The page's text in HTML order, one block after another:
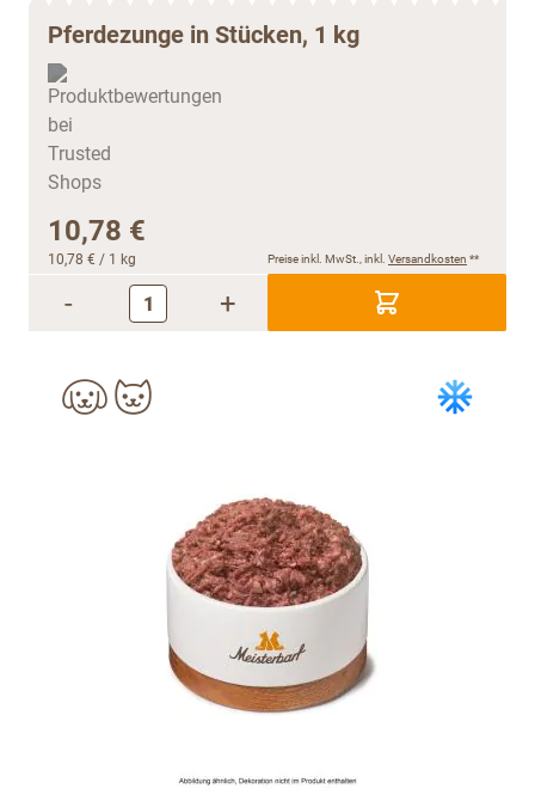
Pferdezunge in Stücken, 1 kg
10,78 €
10,78 € / 1 kg Preise inkl. MwSt., inkl. Versandkosten **
- +